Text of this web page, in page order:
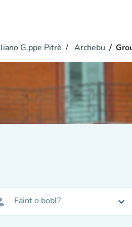
G.ppe Pitrè Archebu
Faint o bobl? expand_more